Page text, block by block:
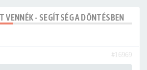
VENNÉK - SEGÍTSÉG A DÖNTÉSBEN
#16969